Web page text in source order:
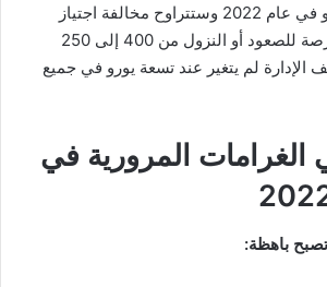
من 400 إلى 310 يورو في عام 2022 وستتراوح مخالفة اجتياز
الركاب دون منحهم فرصة للصعود أو النزول من 400 إلى 250
الإدارة لم يتغير عند تسعة يورو في جميع
الغرامات المرورية في
باهظة: